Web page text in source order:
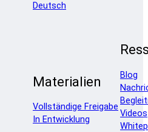
Deutsch
Materialien
Vollständige Freigabe
In Entwicklung
Blog
Videos